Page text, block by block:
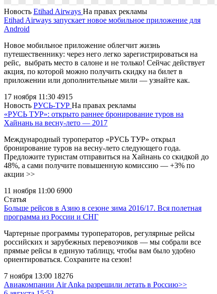
Новость Etihad Airways На правах рекламы
Etihad Airways запускает новое мобильное приложение для
Android
Новое мобильное приложение облегчит жизнь
путешественнику: через него легко зарегистрироваться на
рейс, выбрать место в салоне и не только! Сейчас действует
акция, по которой можно получить скидку на билет в
приложении или дополнительные мили — узнайте как.
17 ноября 11:30 4915
Новость РУСЬ-ТУР На правах рекламы
«РУСЬ ТУР»: открыто раннее бронирование туров на
Хайнань на весну-лето — 2017
Международный туроператор «РУСЬ ТУР» открыл
бронирование туров на весну-лето следующего года.
Предложите туристам отправиться на Хайнань со скидкой до
48%, а сами получите повышенную комиссию — +3% по
акции >>
11 ноября 11:00 6900
Статья
Больше рейсов в Азию в сезоне зима 2016/17. Вся полетная
программа из России и СНГ
Чартерные программы туроператоров, регулярные рейсы
российских и зарубежных перевозчиков — мы собрали все
прямые рейсы в единую таблицу, чтобы вам было удобно
ориентироваться. Сохраните на сезон!
7 ноября 13:00 18276
Авиакомпании Air Anka разрешили летать в Россию>>